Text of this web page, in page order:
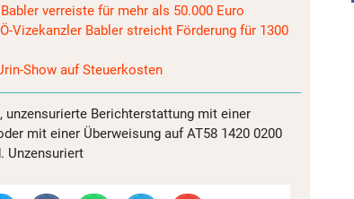
verreiste für mehr als 50.000 Euro
Vizekanzler Babler streicht Förderung für 1300
Show auf Steuerkosten
unzensurierte Berichterstattung mit einer
mit einer Überweisung auf AT58 1420 0200
Unzensuriert